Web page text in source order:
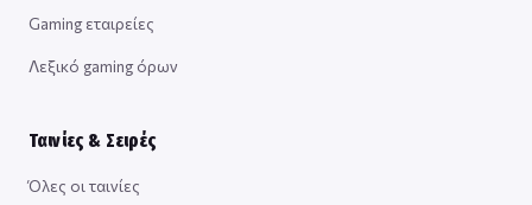
Gaming εταιρείες
Λεξικό gaming όρων
Ταινίες & Σειρές
Όλες οι ταινίες